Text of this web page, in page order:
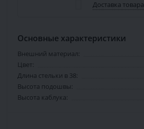
Доставка товара
Основные характеристики
Внешний материал:
Цвет:
Длина стельки в 38:
Высота подошвы:
Высота каблука: